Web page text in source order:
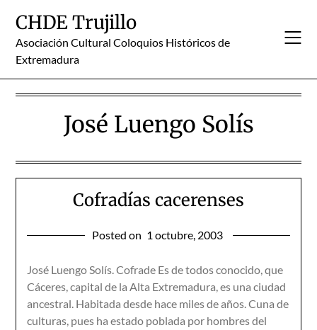
content
CHDE Trujillo
Asociación Cultural Coloquios Históricos de
Extremadura
José Luengo Solís
Cofradías cacerenses
Posted on 1 octubre, 2003
José Luengo Solís. Cofrade Es de todos conocido, que
Cáceres, capital de la Alta Extremadura, es una ciudad
ancestral. Habitada desde hace miles de años. Cuna de
culturas, pues ha estado poblada por hombres del